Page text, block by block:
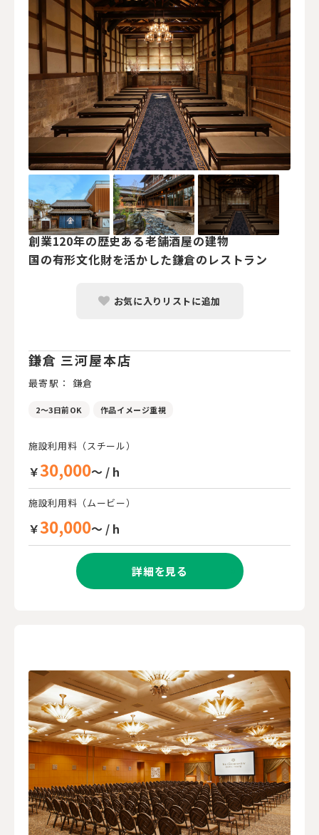
創業120年の歴史ある老舗酒屋の建物
国の有形文化財を活かした鎌倉のレストラン
お気に入りリストに追加
鎌倉 三河屋本店
最寄駅： 鎌倉
2～3日前OK 作品イメージ重視
施設利用料（スチール）
￥30,000～ / h
施設利用料（ムービー）
￥30,000～ / h
詳細を見る